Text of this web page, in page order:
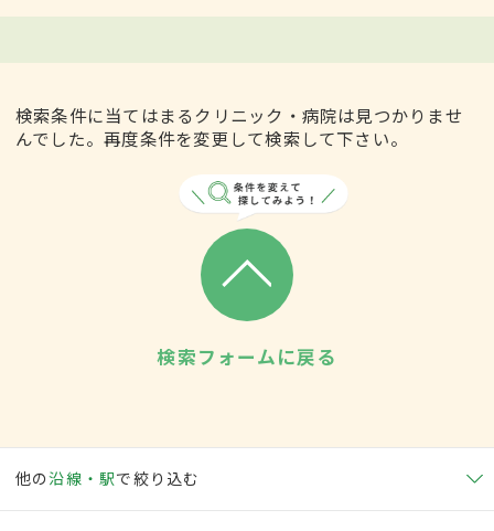
検索条件に当てはまるクリニック・病院は見つかりませ
んでした。再度条件を変更して検索して下さい。
検索フォームに戻る
他の沿線・駅で絞り込む